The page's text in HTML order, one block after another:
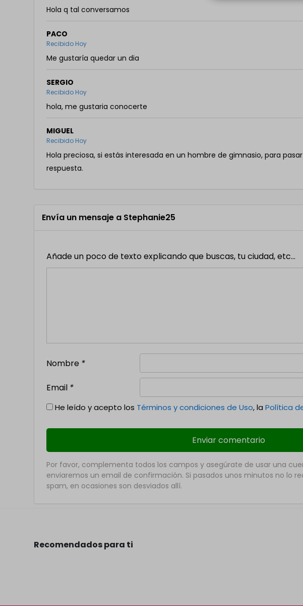
Hola q tal conversamos
PACO
Recibido Hoy
Me gustaría quedar un dia
SERGIO
Recibido Hoy
hola, me gustaria conocerte
MIGUEL
Recibido Hoy
Hola preciosa, si estás interesada en un hombre de gimnasio, para
respuesta.
Envía un mensaje a Stephanie25
Añade un poco de texto explicando que buscas, tu ciudad, etc...
Nombre *
Email *
He leído y acepto los Términos y condiciones de Uso, laPolítica
Por favor, complementa todos los campos y asegúrate de usar una
enviaremos un email de confirmación. Si pasados unos minutos no lo
spam, en ocasiones son desviados allí.
Recomendados para ti